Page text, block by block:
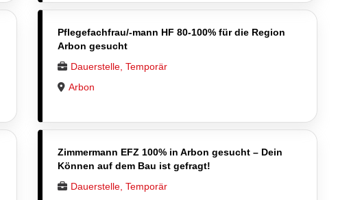
Pflegefachfrau/-mann HF 80-100% für die Region
Arbon gesucht
Dauerstelle, Temporär
Arbon
Zimmermann EFZ 100% in Arbon gesucht – Dein
Können auf dem Bau ist gefragt!
Dauerstelle, Temporär